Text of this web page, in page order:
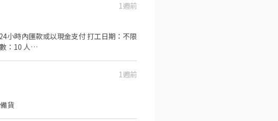
1週前
小時內匯款或以現金支付 打工日期：不限
：10 人
需能獨自上工、自行載運裝備。只想偶
日：西螺、斗六觀光夜市 天天有場，任
1週前
貨